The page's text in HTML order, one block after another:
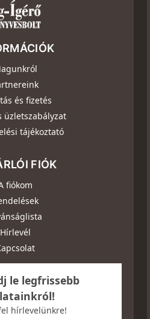
és fizetés
üzletszabályzat
tájékoztató
FIÓK
fiókom
Hírlevél
le legfrissebb
hírlevelünkre!